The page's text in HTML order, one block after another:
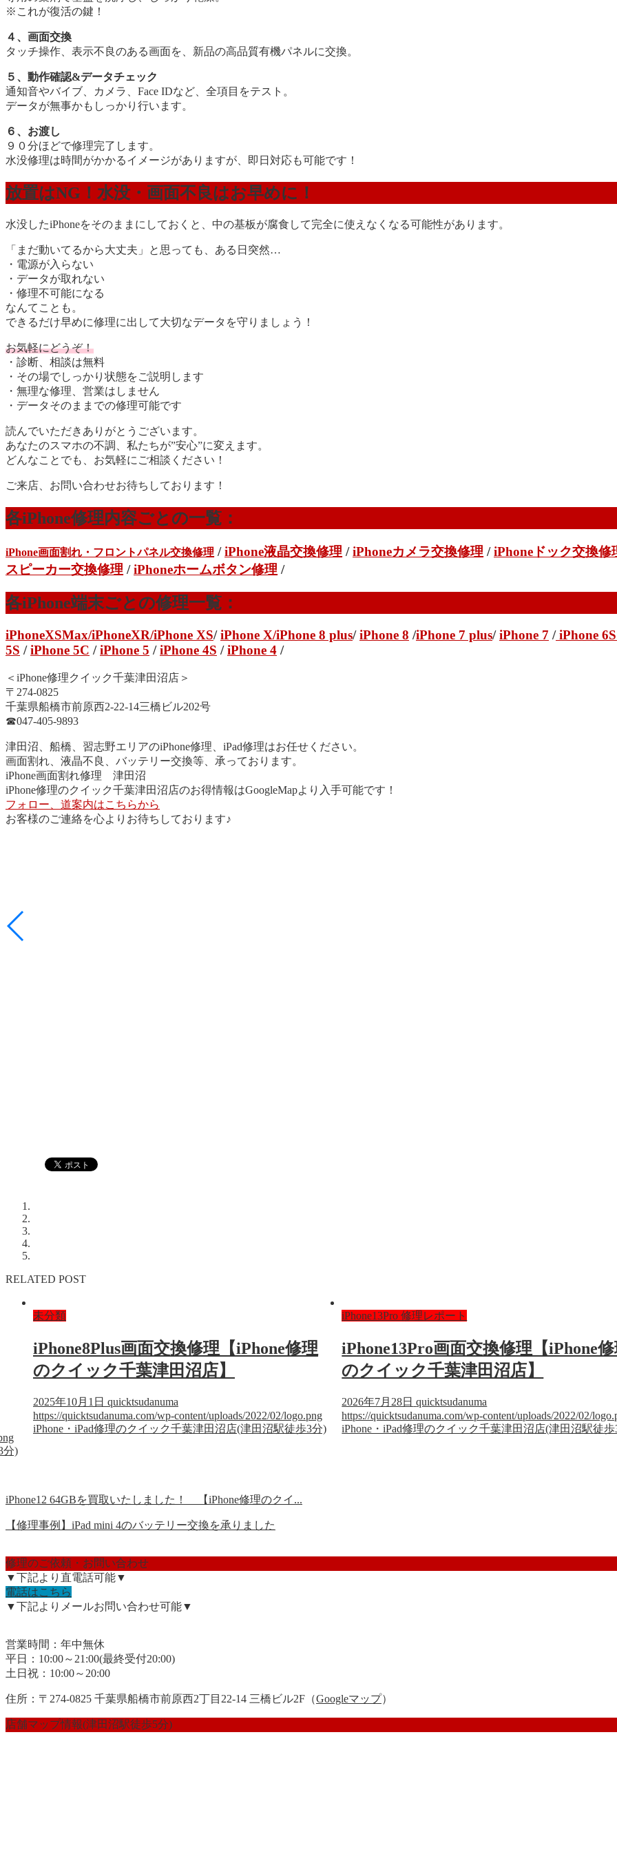
※これが復活の鍵！
４、画面交換
タッチ操作、表示不良のある画面を、新品の高品質有機パネルに交換。
５、動作確認&データチェック
通知音やバイブ、カメラ、Face IDなど、全項目をテスト。
データが無事かもしっかり行います。
６、お渡し
９０分ほどで修理完了します。
水没修理は時間がかかるイメージがありますが、即日対応も可能です！
放置はNG！水没・画面不良はお早めに！
水没したiPhoneをそのままにしておくと、中の基板が腐食して完全に使えなくなる可能性があります。
「まだ動いてるから大丈夫」と思っても、ある日突然…
・電源が入らない
・データが取れない
・修理不可能になる
なんてことも。
できるだけ早めに修理に出して大切なデータを守りましょう！
お気軽にどうぞ！
・診断、相談は無料
・その場でしっかり状態をご説明します
・無理な修理、営業はしません
・データそのままでの修理可能です
読んでいただきありがとうございます。
あなたのスマホの不調、私たちが”安心”に変えます。
どんなことでも、お気軽にご相談ください！
ご来店、お問い合わせお待ちしております！
各iPhone修理内容ごとの一覧：
iPhone画面割れ・フロントパネル交換修理 /iPhone液晶交換修理 /iPhoneカメラ交換修理 /iPhoneドック交換修
スピーカー交換修理 /iPhoneホームボタン修理 /
各iPhone端末ごとの修理一覧：
iPhoneXSMax/iPhoneXR/iPhone XS/iPhone X/iPhone 8 plus/iPhone 8 /iPhone 7 plus/iPhone 7 /iPhone
5S /iPhone 5C /iPhone 5 /iPhone 4S /iPhone 4 /
＜iPhone修理クイック千葉津田沼店＞
〒274-0825
千葉県船橋市前原西2-22-14三橋ビル202号
☎︎047-405-9893
津田沼、船橋、習志野エリアのiPhone修理、iPad修理はお任せください。
画面割れ、液晶不良、バッテリー交換等、承っております。
iPhone画面割れ修理 津田沼
iPhone修理のクイック千葉津田沼店のお得情報はGoogleMapより入手可能です！
フォロー、道案内はこちらから
お客様のご連絡を心よりお待ちしております♪
RELATED POST
分)
未分類
iPhone8Plus画面交換修理【iPhone修理
のクイック千葉津田沼店】
2025年10月1日 quicktsudanuma
https://quicktsudanuma.com/wp-content/uploads/2022/02/logo.png
iPhone・iPad修理のクイック千葉津田沼店(津田沼駅徒歩3分)
iPhone13Pro 修理レポート
iPhone13Pro画面交換修理【iPhone
のクイック千葉津田沼店】
2026年7月28日 quicktsudanuma
https://quicktsudanuma.com/wp-content/uploads/2022/02/
iPhone・iPad修理のクイック千葉津田沼店(津田沼駅徒歩
iPhone12 64GBを買取いたしました！ 【iPhone修理のクイ...
【修理事例】iPad mini 4のバッテリー交換を承りました
修理のご依頼・お問い合わせ
▼下記より直電話可能▼
電話はこちら
▼下記よりメールお問い合わせ可能▼
営業時間：年中無休
平日：10:00～21:00(最終受付20:00)
土日祝：10:00～20:00
住所：〒274-0825 千葉県船橋市前原西2丁目22-14 三橋ビル2F（Googleマップ）
店舗マップ情報(津田沼駅徒歩5分)